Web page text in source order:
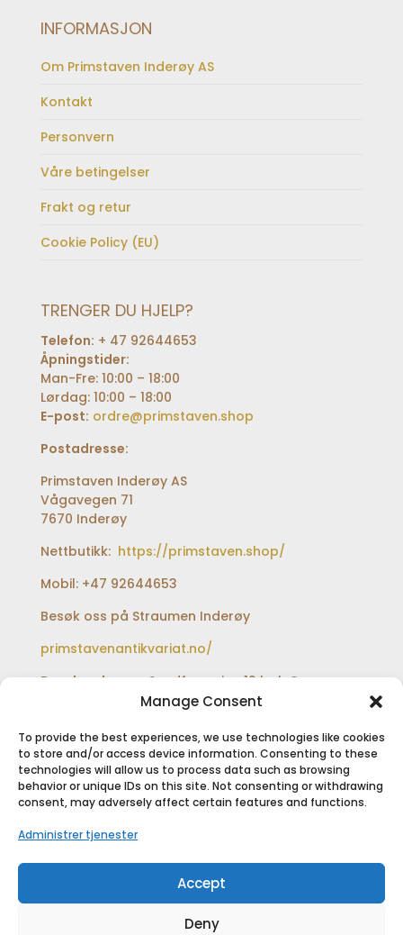
Manage Consent
To provide the best experiences, we use technologies like cookies
to store and/or access device information. Consenting to these
technologies will allow us to process data such as browsing
behavior or unique IDs on this site. Not consenting or withdrawing
consent, may adversely affect certain features and functions.
Administrer tjenester
Accept
Deny
INFORMASJON
Om Primstaven Inderøy AS
Kontakt
Personvern
Våre betingelser
Frakt og retur
Cookie Policy (EU)
TRENGER DU HJELP?
Telefon: + 47 92644653
Åpningstider:
Man-Fre: 10:00 – 18:00
Lørdag: 10:00 – 18:00
E-post: ordre@primstaven.shop
Postadresse:
Primstaven Inderøy AS
Vågavegen 71
7670 Inderøy
Nettbutikk: https://primstaven.shop/
Mobil: +47 92644653
Besøk oss på Straumen Inderøy
primstavenantikvariat.no/
Besøksadresse:Sundfærveien 12 bak Coop
extra og Shell bensinstasjon
SIKKER BETALING